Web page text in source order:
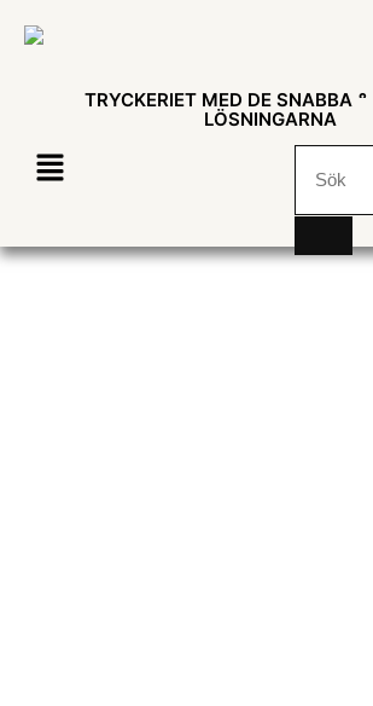
TRYCKERIET MED DE SNABBA
LÖSNINGARNA